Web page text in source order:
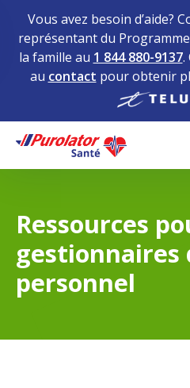
Vous avez besoin d’aide?
représentant du Programme
la famille au 1 844 880-9137.
au contact pour obtenir
Home
Ressources
gestionnaires
personnel